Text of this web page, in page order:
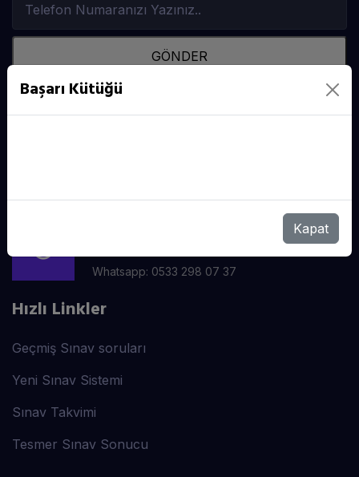
GÖNDER
Whatsapp: 0533 298 07 37
Hızlı Linkler
Geçmiş Sınav soruları
Yeni Sınav Sistemi
Sınav Takvimi
Tesmer Sınav Sonucu
Başarı Kütüğü
Kapat